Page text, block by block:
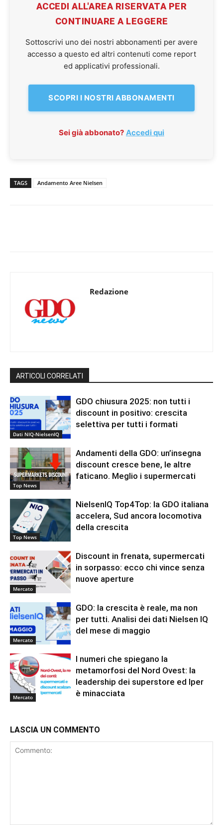
ACCEDI ALL'AREA RISERVATA PER
CONTINUARE A LEGGERE
Sottoscrivi uno dei nostri abbonamenti per avere
accesso a questo ed altri contenuti come report
ed applicativi professionali.
SCOPRI I NOSTRI ABBONAMENTI
Sei già abbonato? Accedi qui
TAGS Andamento Aree Nielsen
Redazione
ARTICOLI CORRELATI
Dati NIQ-NielsenIQ
GDO chiusura 2025: non tutti i
discount in positivo: crescita
selettiva per tutti i formati
Top News
Andamenti della GDO: un’insegna
discount cresce bene, le altre
faticano. Meglio i supermercati
Top News
NielsenIQ Top4Top: la GDO italiana
accelera, Sud ancora locomotiva
della crescita
Mercato
Discount in frenata, supermercati
in sorpasso: ecco chi vince senza
nuove aperture
Mercato
GDO: la crescita è reale, ma non
per tutti. Analisi dei dati Nielsen IQ
del mese di maggio
Mercato
I numeri che spiegano la
metamorfosi del Nord Ovest: la
leadership dei superstore ed Iper
è minacciata
LASCIA UN COMMENTO